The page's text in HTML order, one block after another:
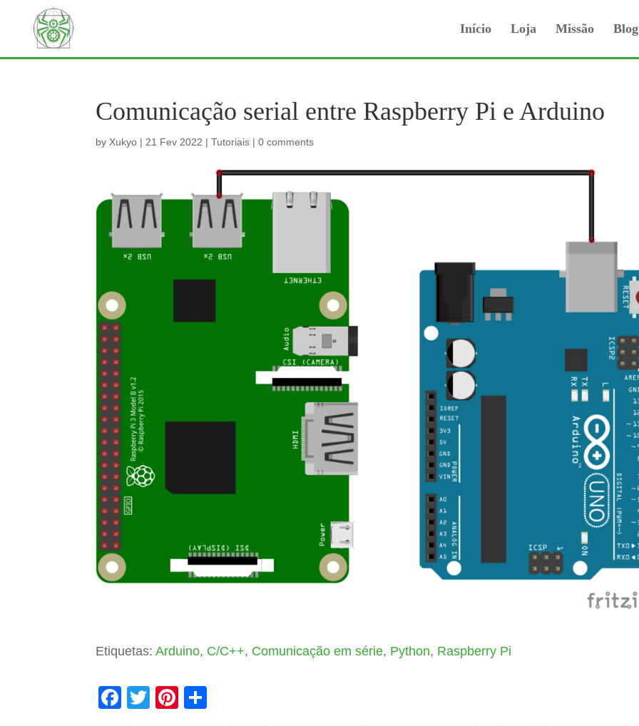
Início Loja Missão
Comunicação serial entre Raspberry Pi e Arduino
by Xukyo | 21 Fev 2022 |Tutoriais |0 comments
Etiquetas:Arduino, C/C++, Comunicação em série, Python, Raspberry Pi
F
T
Pi